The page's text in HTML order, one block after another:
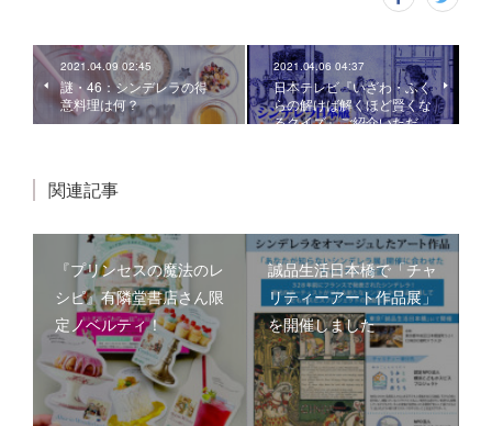
2021.04.09 02:45
謎・46：シンデレラの得
意料理は何？
2021.04.06 04:37
日本テレビ『いざわ・ふく
らの解けば解くほど賢くな
るクイズ』ご紹介いただ…
関連記事
『プリンセスの魔法のレ
シピ』有隣堂書店さん限
定ノベルティ！
誠品生活日本橋で「チャ
リティーアート作品展」
を開催しました